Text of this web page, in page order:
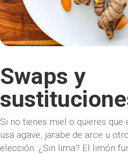
Swaps y
Si no tienes miel o quieres que
usa agave, jarabe de arce u
elección. ¿Sin lima? El limón